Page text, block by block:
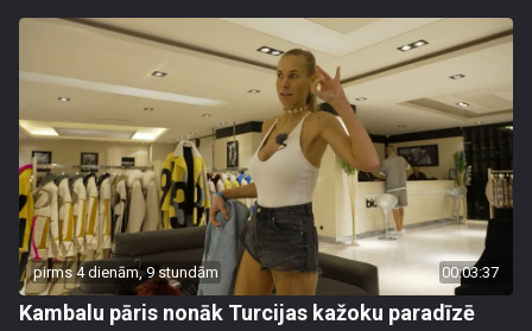
pirms 4 dienām, 9 stundām 00:03:37
Kambalu pāris nonāk Turcijas kažoku paradīzē